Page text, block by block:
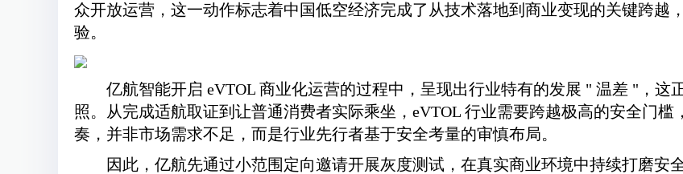
众开放运营，这一动作标志着中国低空经济完成了从技术落地到商业变现的关键跨越
验。
亿航智能开启 eVTOL 商业化运营的过程中，呈现出行业特有的发展 " 温差 "，这
照。从完成适航取证到让普通消费者实际乘坐，eVTOL 行业需要跨越极高的安全门
奏，并非市场需求不足，而是行业先行者基于安全考量的审慎布局。
因此，亿航先通过小范围定向邀请开展灰度测试，在真实商业环境中持续打磨安